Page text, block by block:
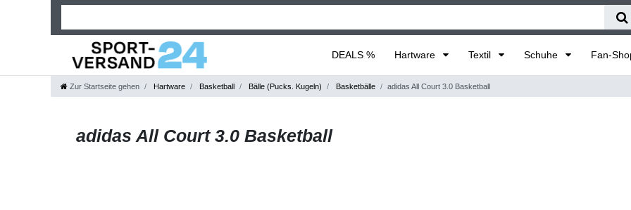
DEALS % Hartware Textil Schuhe Fan-
Zur Startseite gehen Hartware Basketball Bälle (Pucks. Kugeln) Basketbälle adidas All Court 3.0 Basketball
adidas All Court 3.0 Basketball